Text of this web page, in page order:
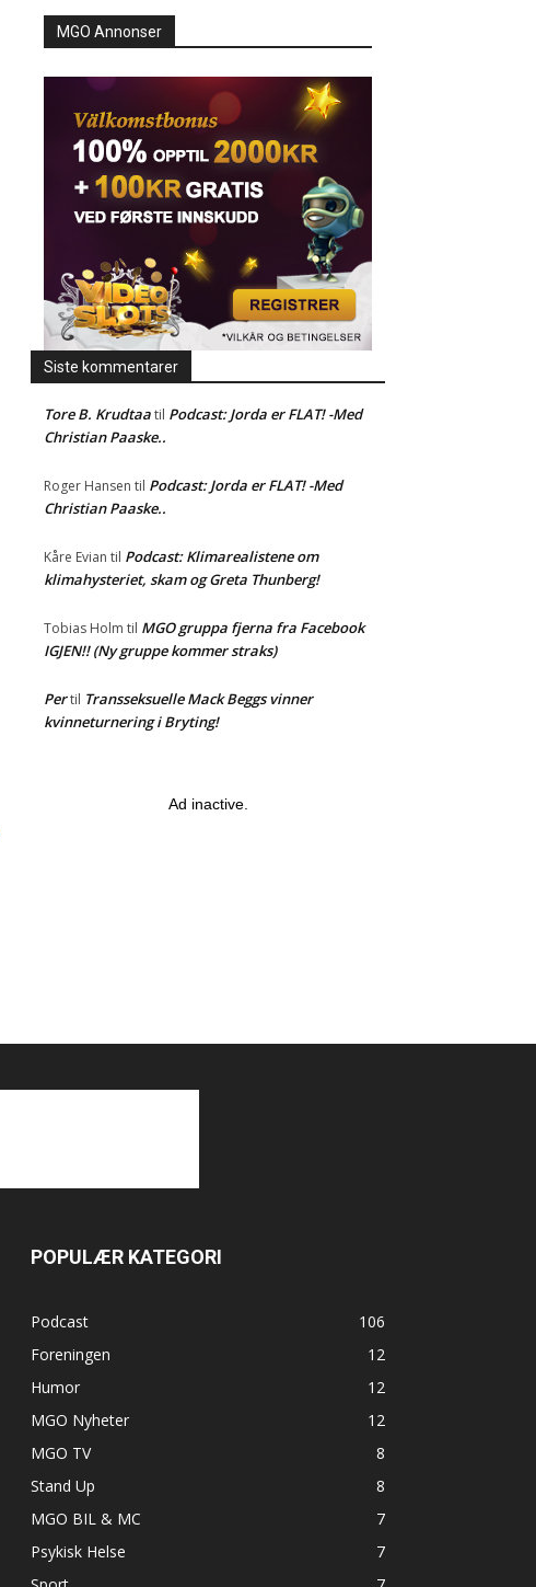
MGO Annonser
Siste kommentarer
Tore B. Krudtaatil Podcast: Jorda er FLAT! -Med
Christian Paaske..
Roger Hansen til Podcast: Jorda er FLAT! -Med
Christian Paaske..
Kåre Evian til Podcast: Klimarealistene om
klimahysteriet, skam og Greta Thunberg!
Tobias Holm til MGO gruppa fjerna fra Facebook
IGJEN!! (Ny gruppe kommer straks)
Pertil Transseksuelle Mack Beggs vinner
kvinneturnering i Bryting!
Ad inactive.
POPULÆR KATEGORI
Podcast
106
Foreningen
12
Humor
12
MGO Nyheter
12
MGO TV
8
Stand Up
8
MGO BIL & MC
7
Psykisk Helse
7